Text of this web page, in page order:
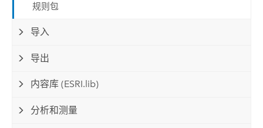
规则包
导入
导出
内容库 (ESRI.lib)
分析和测量